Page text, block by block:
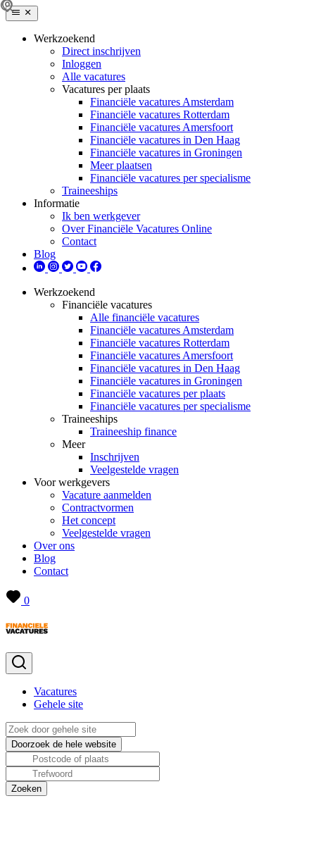
Werkzoekend
Direct inschrijven
Inloggen
Alle vacatures
Vacatures per plaats
Financiële vacatures Amsterdam
Financiële vacatures Rotterdam
Financiële vacatures Amersfoort
Financiële vacatures in Den Haag
Financiële vacatures in Groningen
Meer plaatsen
Financiële vacatures per specialisme
Traineeships
Informatie
Ik ben werkgever
Over Financiële Vacatures Online
Contact
Blog
Werkzoekend
Financiële vacatures
Alle financiële vacatures
Financiële vacatures Amsterdam
Financiële vacatures Rotterdam
Financiële vacatures Amersfoort
Financiële vacatures in Den Haag
Financiële vacatures in Groningen
Financiële vacatures per plaats
Financiële vacatures per specialisme
Traineeships
Traineeship finance
Meer
Inschrijven
Veelgestelde vragen
Voor werkgevers
Vacature aanmelden
Contractvormen
Het concept
Veelgestelde vragen
Over ons
Blog
Contact
0
Vacatures
Gehele site